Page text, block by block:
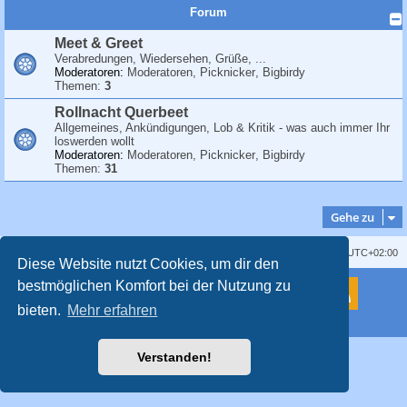
Diese Website nutzt Cookies, um dir den
bestmöglichen Komfort bei der Nutzung zu
bieten. Mehr erfahren
Verstanden!
h
Forum
Meet & Greet
Verabredungen, Wiedersehen, Grüße, ...
Moderatoren: Moderatoren, Picknicker, Bigbirdy
Themen: 3
Rollnacht Querbeet
Allgemeines, Ankündigungen, Lob & Kritik - was auch immer Ihr
loswerden wollt
Moderatoren: Moderatoren, Picknicker, Bigbirdy
Themen: 31
Gehe zu
UTC+02:00
Powered byphpBB® Forum Software © phpBB Limited
Deutsche Übersetzung durch
Styleproflat von © Mazeltof2017